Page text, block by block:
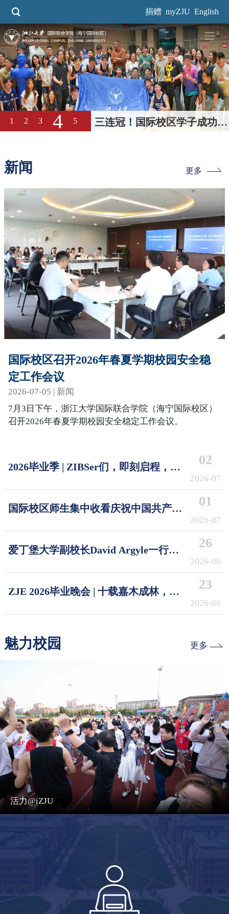
到
主
要
内
捐赠 myZJU English
梦想校园 伟大教育｜国际校
区2026年校园开放日回顾
1 2 3 4 5
新闻 更多
国际校区召开2026年春夏学期校园安全稳
定工作会议
2026-07-05 | 新闻
7月3日下午，浙江大学国际联合学院（海宁国际校区）
召开2026年春夏学期校园安全稳定工作会议。
2026毕业季 | ZIBSer们，即刻启程，破
02
2026-07
国际校区师生集中收看庆祝中国共产党
01
2026-07
爱丁堡大学副校长David Argyle一行访
26
2026-06
ZJE 2026毕业晚会 | 十载嘉木成林，今
23
2026-06
魅力校园 更多
活力@iZJU